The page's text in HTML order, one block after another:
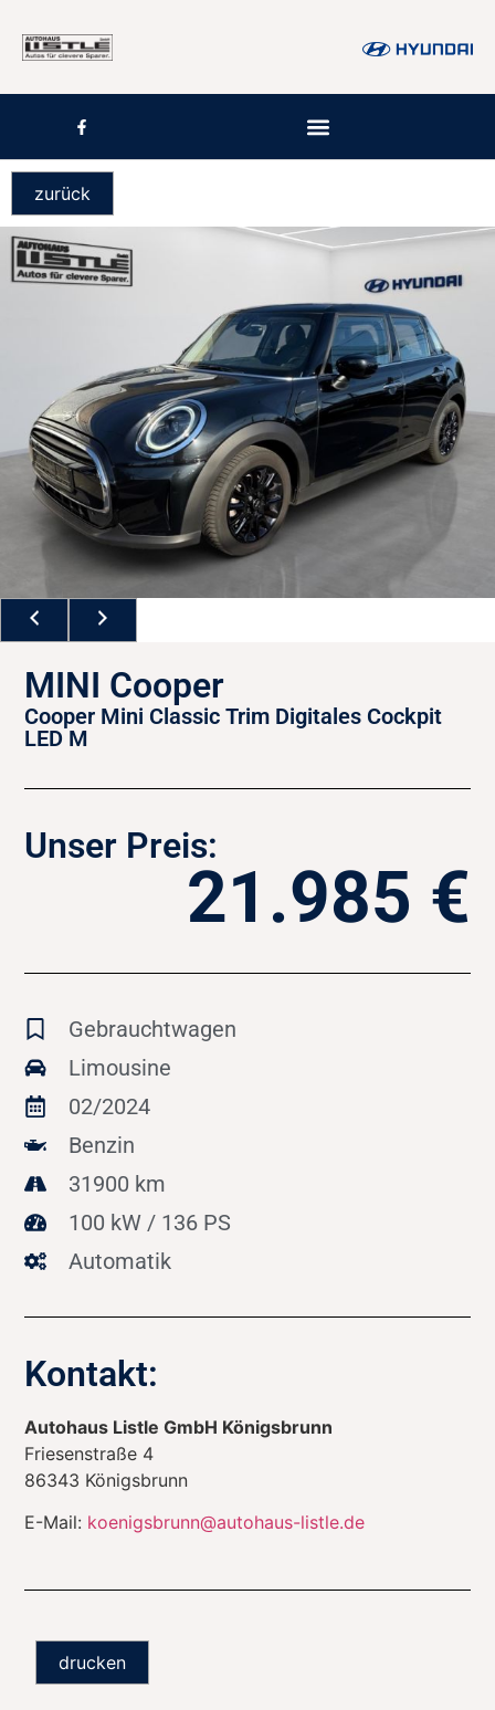
zurück
MINI Cooper
Cooper Mini Classic Trim Digitales Cockpit
LED M
Unser Preis:
21.985 €
Gebrauchtwagen
Limousine
02/2024
Benzin
31900 km
100 kW / 136 PS
Automatik
Kontakt:
Autohaus Listle GmbH Königsbrunn
Friesenstraße 4
86343 Königsbrunn
E-Mail: koenigsbrunn@autohaus-listle.de
drucken